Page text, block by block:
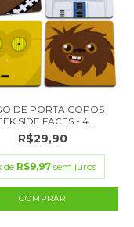
DE PORTA COPOS
SIDE FACES - 4...
R$29,90
de R$9,97 sem juros